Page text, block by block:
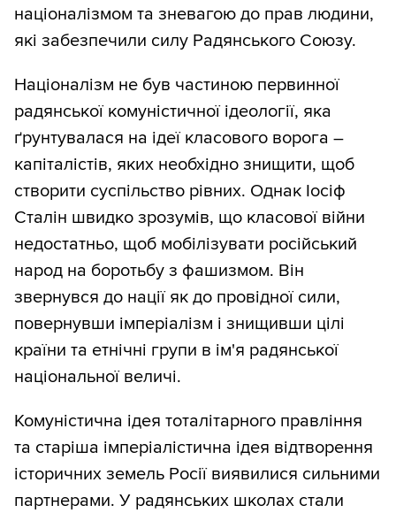
націоналізмом та зневагою до прав людини,
які забезпечили силу Радянського Союзу.
Націоналізм не був частиною первинної
радянської комуністичної ідеології, яка
ґрунтувалася на ідеї класового ворога –
капіталістів, яких необхідно знищити, щоб
створити суспільство рівних. Однак Іосіф
Сталін швидко зрозумів, що класової війни
недостатньо, щоб мобілізувати російський
народ на боротьбу з фашизмом. Він
звернувся до нації як до провідної сили,
повернувши імперіалізм і знищивши цілі
країни та етнічні групи в ім'я радянської
національної величі.
Комуністична ідея тоталітарного правління
та старіша імперіалістична ідея відтворення
історичних земель Росії виявилися сильними
партнерами. У радянських школах стали